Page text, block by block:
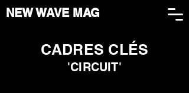
NEW WAVE MAG
CADRES CLÉS
'CIRCUIT'